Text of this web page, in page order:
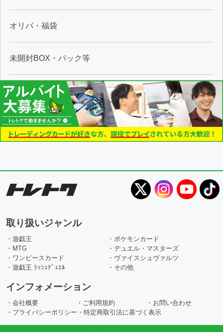
オリパ・福袋
未開封BOX・パック等
取り扱いジャンル
・遊戯王
・ポケモンカード
・MTG
・デュエル・マスターズ
・ワンピースカード
・ヴァイスシュヴァルツ
・遊戯王 ﾗｯｼｭﾃﾞｭｴﾙ
・その他
インフォメーション
・会社概要 ・ご利用規約
・お問い合わせ
・プライバシーポリシー ・特定商取引法に基づく表示